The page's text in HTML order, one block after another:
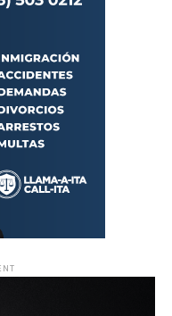
a jugar con botellas
primitivo al
Las intangibles
de juego si podemos
que las produce.
nuestras Redes